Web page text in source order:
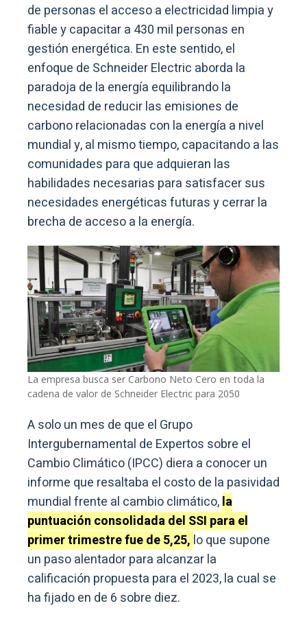
de personas el acceso a electricidad limpia y
fiable y capacitar a 430 mil personas en
gestión energética. En este sentido, el
enfoque de Schneider Electric aborda la
paradoja de la energía equilibrando la
necesidad de reducir las emisiones de
carbono relacionadas con la energía a nivel
mundial y, al mismo tiempo, capacitando a las
comunidades para que adquieran las
habilidades necesarias para satisfacer sus
necesidades energéticas futuras y cerrar la
brecha de acceso a la energía.
La empresa busca ser Carbono Neto Cero en toda la
cadena de valor de Schneider Electric para 2050
A solo un mes de que el Grupo
Intergubernamental de Expertos sobre el
Cambio Climático (IPCC) diera a conocer un
informe que resaltaba el costo de la pasividad
mundial frente al cambio climático,la
puntuación consolidada del SSI para el
primer trimestre fue de 5,25, lo que supone
un paso alentador para alcanzar la
calificación propuesta para el 2023, la cual se
ha fijado en de 6 sobre diez.